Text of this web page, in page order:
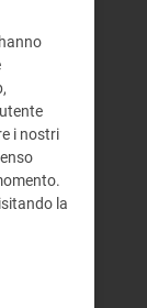
i nostri
la